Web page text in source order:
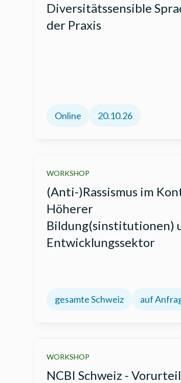
Diversitätssensible
der Praxis
Online 20.10.26
WORKSHOP
(Anti-)Rassismus im
Höherer
Bildung(sinstitutionen)
Entwicklungssektor
gesamte Schweiz auf
WORKSHOP
NCBI Schweiz -